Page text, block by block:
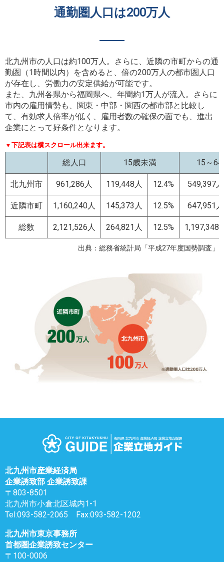
通勤圏人口は200万人
北九州市の人口は約100万人。さらに、近隣の市町からの通
勤圏（1時間以内）を含めると、倍の200万人の都市圏人口
が存在し、労働力の安定供給が可能です。
また、九州各県から福岡県へ、年間約1万人が流入。さらに
市内の雇用情勢も、関東・中部・関西の都市部と比較し
て、有効求人倍率が低く、雇用者数の確保の面でも、進出
企業にとって好条件となります。
▼下記表は横スクロール出来ます。
総人口 15歳未満 15～
北九州市 961,286人 119,448人 12.4% 549,397人
近隣市町 1,160,240人 145,373人 12.5% 647,951人
総数 2,121,526人 264,821人 12.5% 1,197,348
出典：総務省統計局「平成27年度国勢調査」
北九州市産業経済局
企業誘致部 企業誘致課
〒803-8501
北九州市小倉北区城内1-1
Tel:093-582-2065 Fax:093-582-1202
北九州市東京事務所
首都圏企業誘致センター
〒100-0006